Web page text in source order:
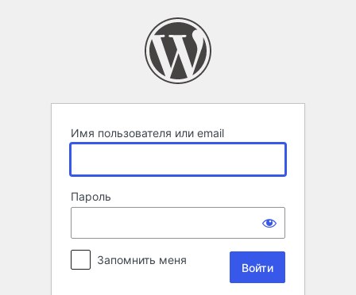
Имя пользователя или email
Пароль
Запомнить меня